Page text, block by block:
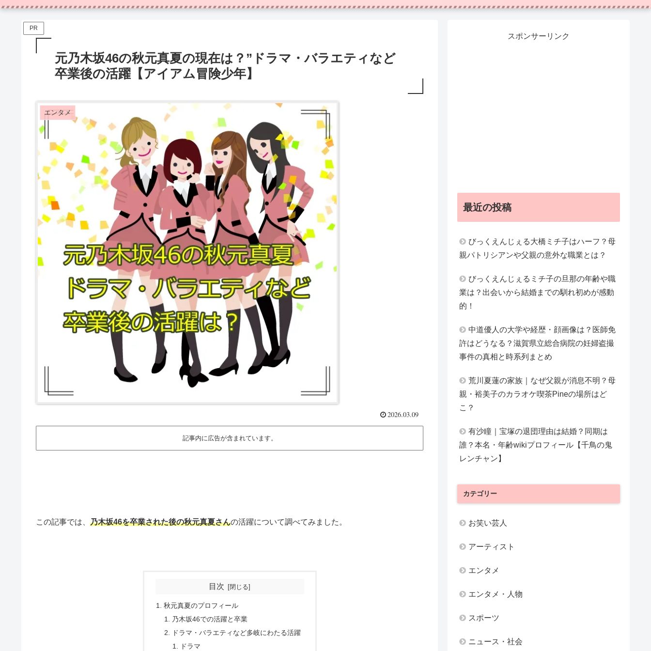
PR
元乃木坂46の秋元真夏の現在は？”ドラマ・バラエティなど
卒業後の活躍【アイアム冒険少年】
エンタメ
2026.03.09
記事内に広告が含まれています。
この記事では、 乃木坂46を卒業された後の秋元真夏さんの活躍について調べてみました。
目次
秋元真夏のプロフィール
乃木坂46での活躍と卒業
ドラマ・バラエティなど多岐にわたる活躍
ドラマ
スポンサーリンク
最近の投稿
びっくえんじぇる大橋ミチ子はハーフ？母
親パトリシアンや父親の意外な職業とは？
びっくえんじぇるミチ子の旦那の年齢や職
業は？出会いから結婚までの馴れ初めが感動
的！
中道優人の大学や経歴・顔画像は？医師免
許はどうなる？滋賀県立総合病院の妊婦盗撮
事件の真相と時系列まとめ
荒川夏蓮の家族｜なぜ父親が消息不明？母
親・裕美子のカラオケ喫茶Pineの場所はど
こ？
有沙瞳｜宝塚の退団理由は結婚？同期は
誰？本名・年齢wikiプロフィール【千鳥の鬼
レンチャン】
カテゴリー
お笑い芸人
アーティスト
エンタメ
エンタメ・人物
スポーツ
ニュース・社会